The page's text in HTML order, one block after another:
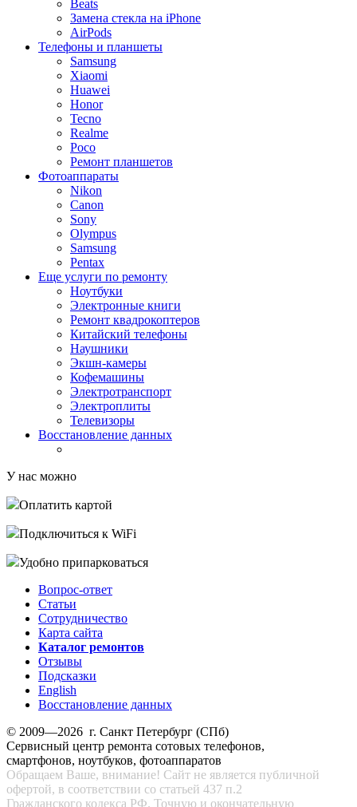
Beats
Замена стекла на iPhone
AirPods
Телефоны и планшеты
Samsung
Xiaomi
Huawei
Honor
Tecno
Realme
Poco
Ремонт планшетов
Фотоаппараты
Nikon
Canon
Sony
Olympus
Samsung
Pentax
Еще услуги по ремонту
Ноутбуки
Электронные книги
Ремонт квадрокоптеров
Китайский телефоны
Наушники
Экшн-камеры
Кофемашины
Электротранспорт
Электроплиты
Телевизоры
Восстановление данных
У нас можно
Оплатить картой
Подключиться к WiFi
Удобно припарковаться
Вопрос-ответ
Статьи
Сотрудничество
Карта сайта
Каталог ремонтов
Отзывы
Подсказки
English
Восстановление данных
© 2009—2026 г. Санкт Петербург (СПб)
Сервисный центр ремонта сотовых телефонов,
смартфонов, ноутбуков, фотоаппаратов
Обращаем Ваше, внимание! Сайт не является публичной
офертой, в соответствии со статьей 437 п.2
Гражданского кодекса РФ. Точную и окончательную